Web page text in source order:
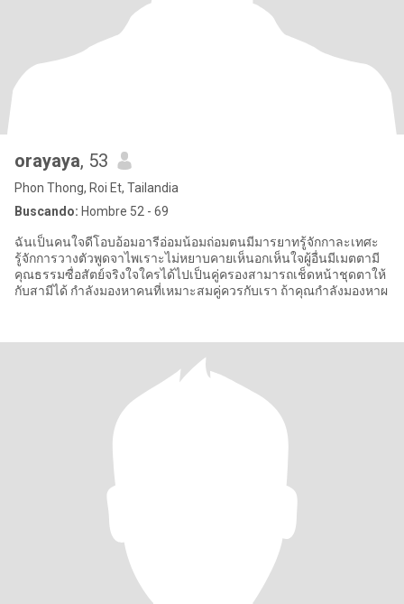
orayaya, 53
Phon Thong, Roi Et, Tailandia
Buscando: Hombre 52 - 69
ฉันเป็นคนใจดีโอบอ้อมอารีอ่อมน้อมถ่อมตนมีมารยาทรู้จักกาละเทศะ
รู้จักการวางตัวพูดจาไพเราะไม่หยาบคายเห็นอกเห็นใจผู้อื่นมีเมตตามี
คุณธรรมซื่อสัตย์จริงใจใครได้ไปเป็นคู่ครองสามารถเช็ดหน้าชุดตาให้
กับสามีได้ กำลังมองหาคนที่เหมาะสมคู่ควรกับเรา ถ้าคุณกำลังมองหาผ